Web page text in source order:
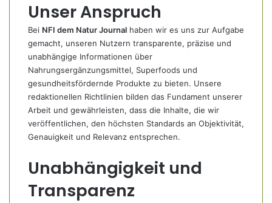
Unser Anspruch
Bei NFI dem Natur Journal haben wir es uns zur Aufgabe
gemacht, unseren Nutzern transparente, präzise und
unabhängige Informationen über
Nahrungsergänzungsmittel, Superfoods und
gesundheitsfördernde Produkte zu bieten. Unsere
redaktionellen Richtlinien bilden das Fundament unserer
Arbeit und gewährleisten, dass die Inhalte, die wir
veröffentlichen, den höchsten Standards an Objektivität,
Genauigkeit und Relevanz entsprechen.
Unabhängigkeit und
Transparenz